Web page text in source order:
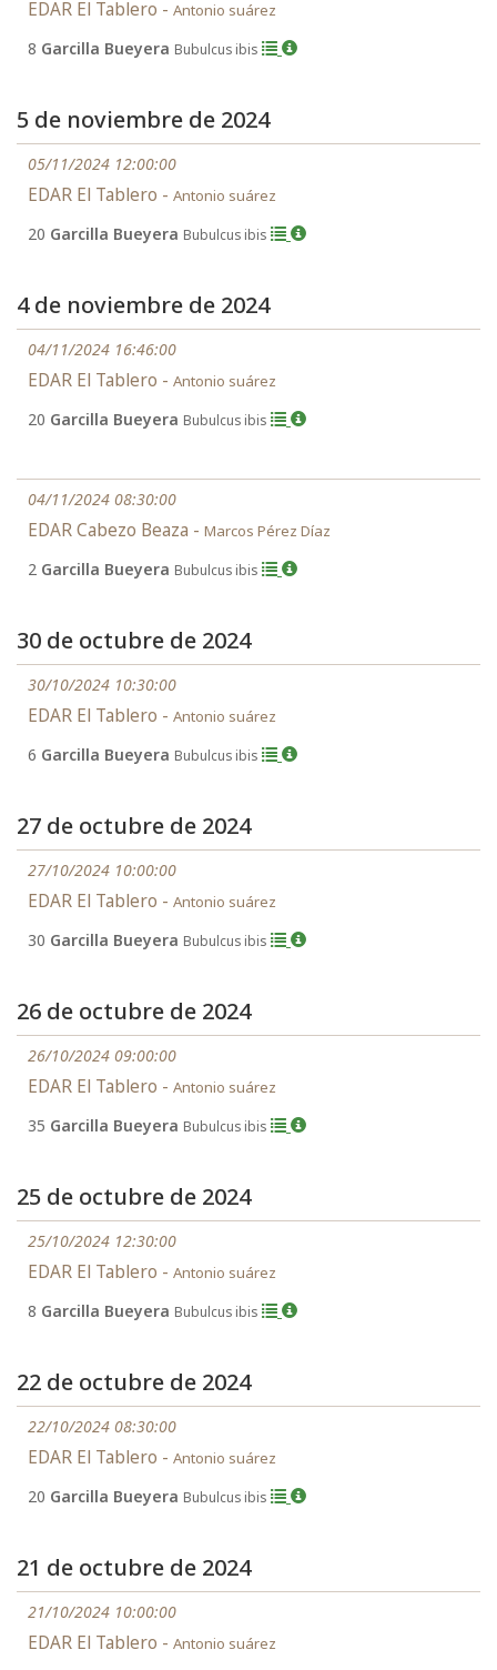
EDAR El Tablero - Antonio suárez
8 Garcilla Bueyera Bubulcus ibis
5 de noviembre de 2024
05/11/2024 12:00:00
EDAR El Tablero - Antonio suárez
20 Garcilla Bueyera Bubulcus ibis
4 de noviembre de 2024
04/11/2024 16:46:00
EDAR El Tablero - Antonio suárez
20 Garcilla Bueyera Bubulcus ibis
04/11/2024 08:30:00
EDAR Cabezo Beaza - Marcos Pérez Díaz
2 Garcilla Bueyera Bubulcus ibis
30 de octubre de 2024
30/10/2024 10:30:00
EDAR El Tablero - Antonio suárez
6 Garcilla Bueyera Bubulcus ibis
27 de octubre de 2024
27/10/2024 10:00:00
EDAR El Tablero - Antonio suárez
30 Garcilla Bueyera Bubulcus ibis
26 de octubre de 2024
26/10/2024 09:00:00
EDAR El Tablero - Antonio suárez
35 Garcilla Bueyera Bubulcus ibis
25 de octubre de 2024
25/10/2024 12:30:00
EDAR El Tablero - Antonio suárez
8 Garcilla Bueyera Bubulcus ibis
22 de octubre de 2024
22/10/2024 08:30:00
EDAR El Tablero - Antonio suárez
20 Garcilla Bueyera Bubulcus ibis
21 de octubre de 2024
21/10/2024 10:00:00
EDAR El Tablero - Antonio suárez